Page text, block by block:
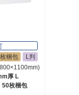
梱包
L判
厚 L
50枚梱包